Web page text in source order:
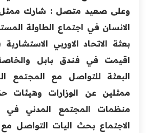
وعلى صعيد متصل : شارك ممثل
الانسان في اجتماع ‏الطاولة
بعثة الاتحاد الاوربي
اقيمت في فندق بابل والخاصة
البعثة ‏للتواصل مع المجتمع
ممثلين عن الوزارات وهيئات
منظمات المجتمع المدني في
الاجتماع ‏بحث اليات التواصل